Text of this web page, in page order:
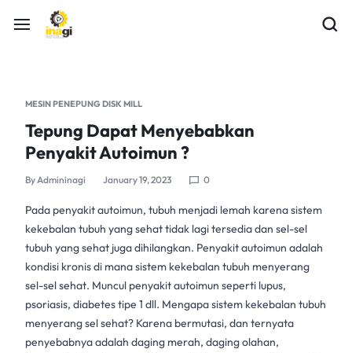
MESIN PENEPUNG DISK MILL
Tepung Dapat Menyebabkan
Penyakit Autoimun ?
ByAdmininagi January 19, 2023 0
Pada penyakit autoimun, tubuh menjadi lemah karena sistem
kekebalan tubuh yang sehat tidak lagi tersedia dan sel-sel
tubuh yang sehat juga dihilangkan. Penyakit autoimun adalah
kondisi kronis di mana sistem kekebalan tubuh menyerang
sel-sel sehat. Muncul penyakit autoimun seperti lupus,
psoriasis, diabetes tipe 1 dll. Mengapa sistem kekebalan tubuh
menyerang sel sehat? Karena bermutasi, dan ternyata
penyebabnya adalah daging merah, daging olahan,